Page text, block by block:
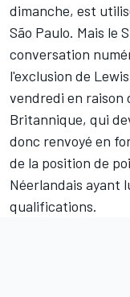
dimanche, est
São Paulo. Mais le
conversation
l'exclusion de
vendredi en
Britannique, qui
donc renvoyé en
de la position de
Néerlandais ayant
qualifications.